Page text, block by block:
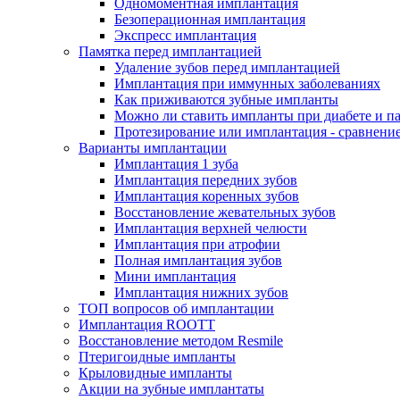
Одномоментная имплантация
Безоперационная имплантация
Экспресс имплантация
Памятка перед имплантацией
Удаление зубов перед имплантацией
Имплантация при иммунных заболеваниях
Как приживаются зубные импланты
Можно ли ставить импланты при диабете и
Протезирование или имплантация -
Варианты имплантации
Имплантация 1 зуба
Имплантация передних зубов
Имплантация коренных зубов
Восстановление жевательных зубов
Имплантация верхней челюсти
Имплантация при атрофии
Полная имплантация зубов
Мини имплантация
Имплантация нижних зубов
ТОП вопросов об имплантации
Имплантация ROOTT
Восстановление методом Resmile
Птеригоидные импланты
Крыловидные импланты
Акции на зубные имплантаты